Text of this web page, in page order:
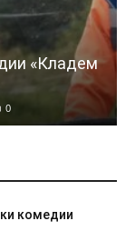
«Кладем
0
комедии